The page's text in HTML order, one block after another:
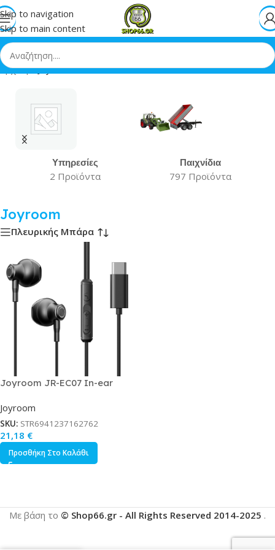
Skip to navigation
Skip to main content
Αρχική»Joyroom
Υπηρεσίες
2 Προϊόντα
Παιχνίδια
797 Προϊόντα
Joyroom
Πλευρικής Μπάρα
Joyroom JR-EC07 In-ear
Βύσμα USB-C Μαύρο
Joyroom
SKU: STR6941237162762
21,18 €
Προσθήκη Στο Καλάθι
Με βάση το © Shop66.gr - All Rights Reserved 2014-2025 .